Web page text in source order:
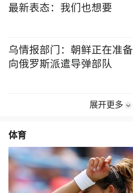
最新表态：我们也想要
乌情报部门：朝鲜正在准备
向俄罗斯派遣导弹部队
展开更多
体育